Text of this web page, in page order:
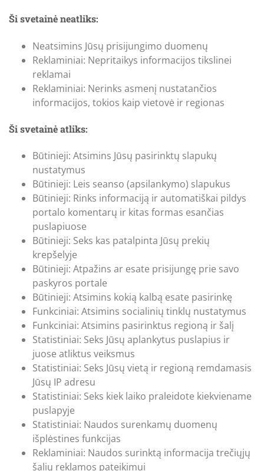
Ši svetainė neatliks:
Neatsimins Jūsų prisijungimo duomenų
Reklaminiai: Nepritaikys informacijos tikslinei
reklamai
Reklaminiai: Nerinks asmenį nustatančios
informacijos, tokios kaip vietovė ir regionas
Ši svetainė atliks:
Būtinieji: Atsimins Jūsų pasirinktų slapukų
nustatymus
Būtinieji: Leis seanso (apsilankymo) slapukus
Būtinieji: Rinks informaciją ir automatiškai pildys
portalo komentarų ir kitas formas esančias
puslapiuose
Būtinieji: Seks kas patalpinta Jūsų prekių
krepšelyje
Būtinieji: Atpažins ar esate prisijungę prie savo
paskyros portale
Būtinieji: Atsimins kokią kalbą esate pasirinkę
Funkciniai: Atsimins socialinių tinklų nustatymus
Funkciniai: Atsimins pasirinktus regioną ir šalį
Statistiniai: Seks Jūsų aplankytus puslapius ir
juose atliktus veiksmus
Statistiniai: Seks Jūsų vietą ir regioną remdamasis
Jūsų IP adresu
Statistiniai: Seks kiek laiko praleidote kiekviename
puslapyje
Statistiniai: Naudos surenkamų duomenų
išplėstines funkcijas
Reklaminiai: Naudos surinktą informacija trečiųjų
šalių reklamos pateikimui